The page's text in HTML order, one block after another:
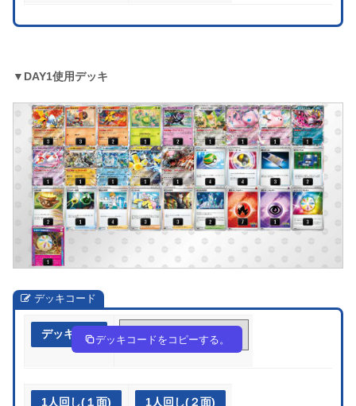
▼DAY1使用デッキ
デッキコード
デッキ作成 D44cYc-QwYr5Z-a88cc8
デッキコードをコピーする。
1人回し(１面) 1人回し(２面)